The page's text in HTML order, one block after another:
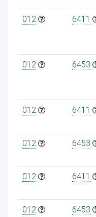
012 6411
012 6453
012 6411
012 6453
012 6411
012 6453